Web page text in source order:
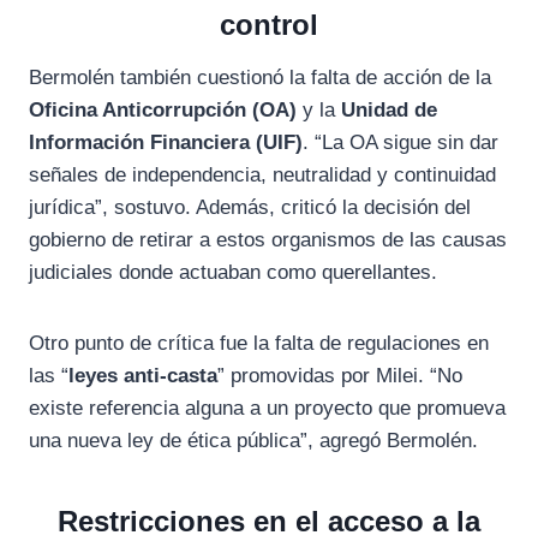
control
Bermolén también cuestionó la falta de acción de la
Oficina Anticorrupción (OA) y la Unidad de
Información Financiera (UIF). “La OA sigue sin dar
señales de independencia, neutralidad y continuidad
jurídica”, sostuvo. Además, criticó la decisión del
gobierno de retirar a estos organismos de las causas
judiciales donde actuaban como querellantes.
Otro punto de crítica fue la falta de regulaciones en
las “leyes anti-casta” promovidas por Milei. “No
existe referencia alguna a un proyecto que promueva
una nueva ley de ética pública”, agregó Bermolén.
Restricciones en el acceso a la